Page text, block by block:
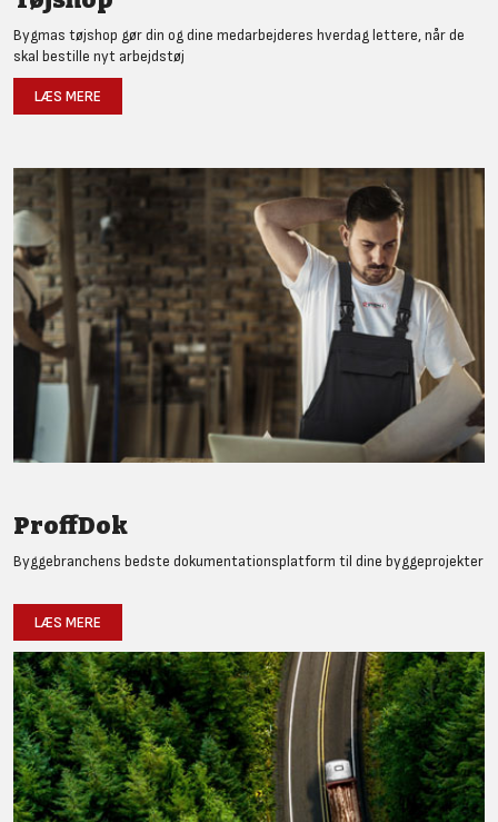
Bygmas tøjshop gør din og dine medarbejderes hverdag lettere, når de
skal bestille nyt arbejdstøj
LÆS MERE
ProffDok
Byggebranchens bedste dokumentationsplatform til dine byggeprojekter
LÆS MERE